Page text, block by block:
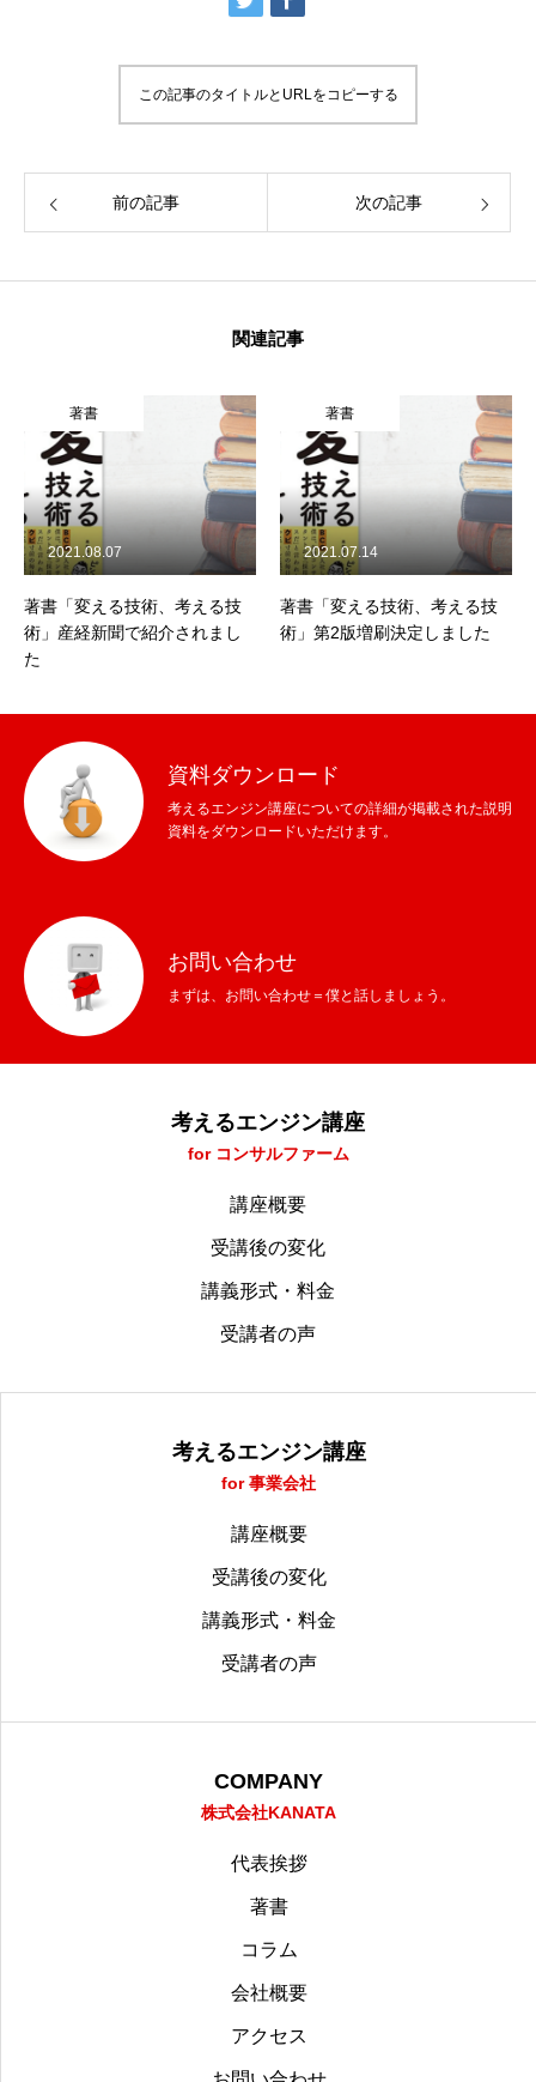
COMPANY
お問い合わせ
資料ダウンロード
この記事のタイトルとURLをコピーする
前の記事 次の記事
関連記事
著書
著書「変える技術、考える技
術」産経新聞で紹介されまし
た
2021.08.07
著書
著書「変える技術、考える技
術」第2版増刷決定しました
2021.07.14
資料ダウンロード
考えるエンジン講座についての詳細が掲載された説明
資料をダウンロードいただけます。
お問い合わせ
まずは、お問い合わせ＝僕と話しましょう。
考えるエンジン講座
for コンサルファーム
講座概要
受講後の変化
講義形式・料金
受講者の声
考えるエンジン講座
for 事業会社
講座概要
受講後の変化
講義形式・料金
受講者の声
COMPANY
株式会社KANATA
代表挨拶
著書
コラム
会社概要
アクセス